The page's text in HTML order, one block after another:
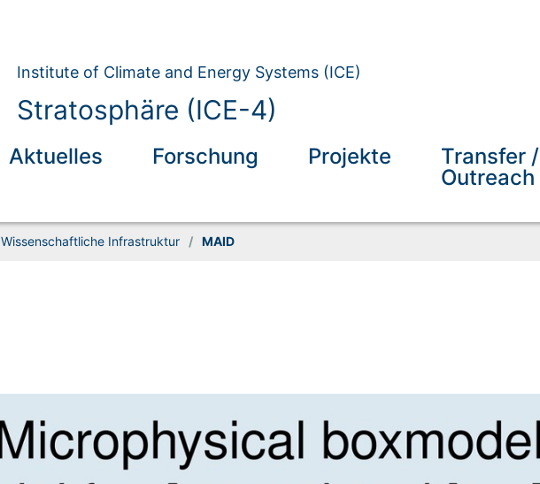
Institute of Climate and Energy Systems (ICE)
Stratosphäre (ICE-4)
Aktuelles Forschung Projekte
Transfer /
Outreach
Wissenschaftliche Infrastruktur / MAID